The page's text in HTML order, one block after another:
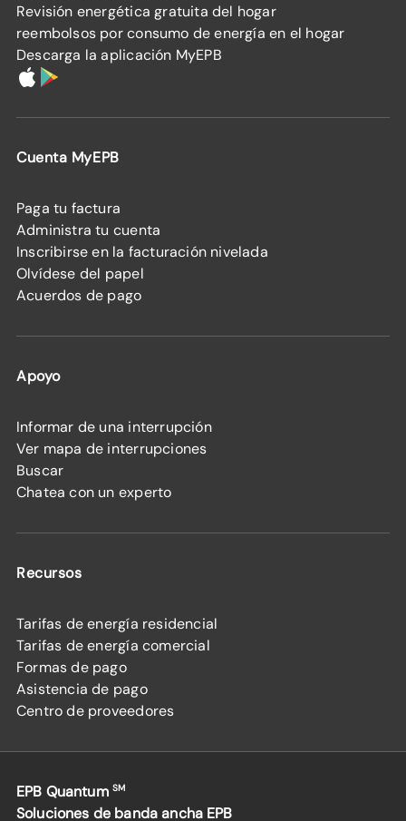
Revisión energética gratuita del hogar
reembolsos por consumo de energía en el hogar
Descarga la aplicación MyEPB
Cuenta MyEPB
Paga tu factura
Administra tu cuenta
Inscribirse en la facturación nivelada
Olvídese del papel
Acuerdos de pago
Apoyo
Informar de una interrupción
Ver mapa de interrupciones
Buscar
Chatea con un experto
Recursos
Tarifas de energía residencial
Tarifas de energía comercial
Formas de pago
Asistencia de pago
Centro de proveedores
EPB Quantum SM
Soluciones de banda ancha EPB